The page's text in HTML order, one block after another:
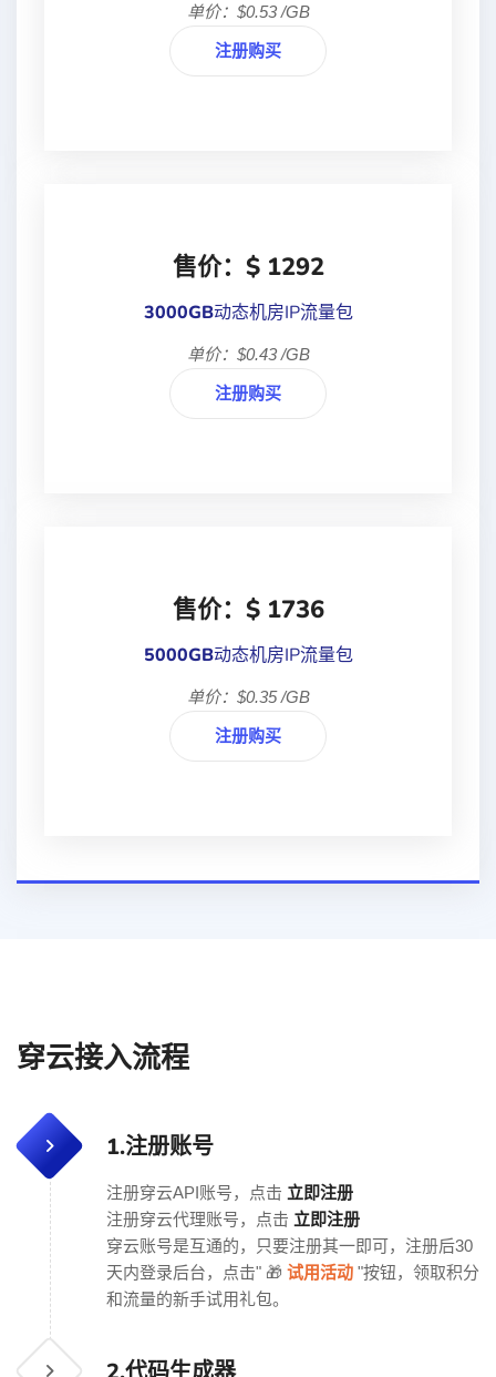
单价：$0.53 /GB
注册购买
售价：$ 1292
3000GB动态机房IP流量包
单价：$0.43 /GB
注册购买
售价：$ 1736
5000GB动态机房IP流量包
单价：$0.35 /GB
注册购买
穿云接入流程
1.注册账号
注册穿云API账号，点击 立即注册
注册穿云代理账号，点击 立即注册
穿云账号是互通的，只要注册其一即可，注册后30
天内登录后台，点击" 🎁 试用活动 "按钮，领取积分
和流量的新手试用礼包。